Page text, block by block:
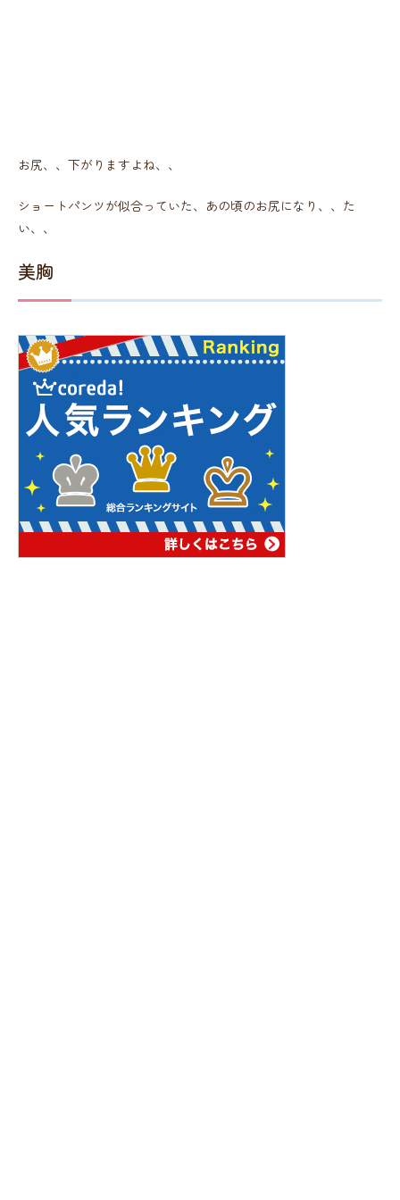
お尻、、下がりますよね、、
ショートパンツが似合っていた、あの頃のお尻になり、、た
い、、
美胸